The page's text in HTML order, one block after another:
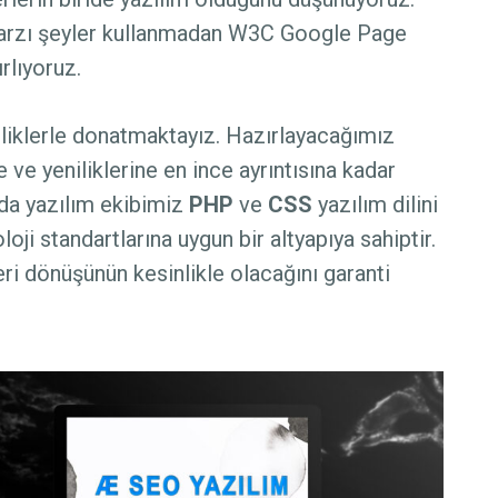
şeyler kullanmadan W3C Google Page
donatmaktayız. Hazırlayacağımız
yeniliklerine en ince ayrıntısına kadar
yazılım ekibimiz PHP ve CSS yazılım dilini
standartlarına uygun bir altyapıya sahiptir.
dönüşünün kesinlikle olacağını garanti